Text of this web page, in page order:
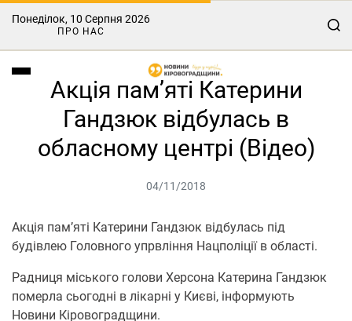
Понеділок, 10 Серпня 2026
ПРО НАС
Акція пам’яті Катерини
Гандзюк відбулась в
обласному центрі (Відео)
04/11/2018
Акція пам’яті Катерини Гандзюк відбулась під
будівлею Головного упрвління Нацполіції в області.
Радниця міського голови Херсона Катерина Гандзюк
померла сьогодні в лікарні у Києві, інформують
Новини Кіровоградщини.